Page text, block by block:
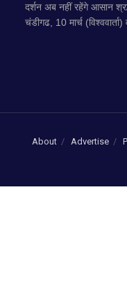
दर्शन अब नहीं रहेंगे आसान
चंडीगढ, 10 मार्च
About Advertise